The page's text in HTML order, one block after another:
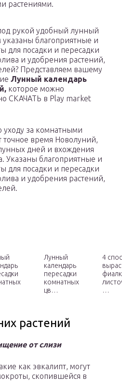
растениями.
рукой удобный лунный
указаны благоприятные и
для посадки и пересадки
и удобрения растений,
Представляем вашему
Лунный календарь
, которое можно
СКАЧАТЬ в Play market
за комнатными
точное время Новолуний,
дней и вхождения
Указаны благоприятные и
для посадки и пересадки
и удобрения растений,
Лунный
календарь
пересадки
комнатных
цв…
4
…
растений
от слизи
как эвкалипт, могут
скопившейся в